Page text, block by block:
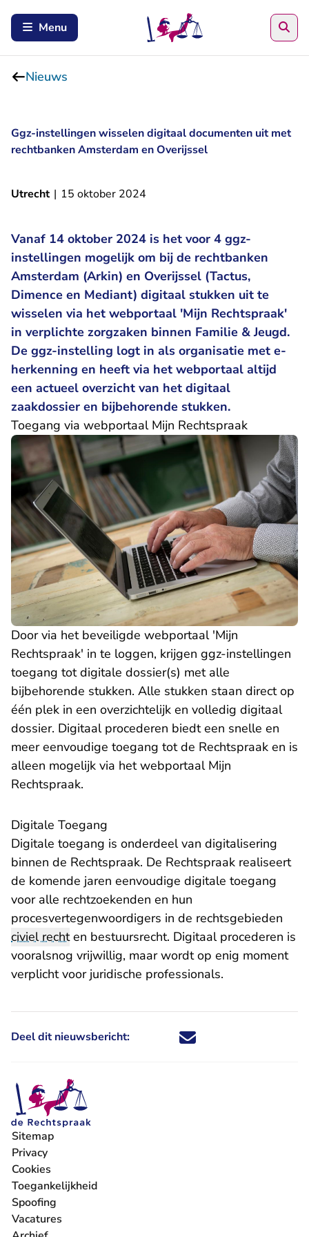
Menu
Nieuws
Ggz-instellingen wisselen digitaal documenten uit met
rechtbanken Amsterdam en Overijssel
Utrecht | 15 oktober 2024
Vanaf 14 oktober 2024 is het voor 4 ggz-
instellingen mogelijk om bij de rechtbanken
Amsterdam (Arkin) en Overijssel (Tactus,
Dimence en Mediant) digitaal stukken uit te
wisselen via het webportaal 'Mijn Rechtspraak'
in verplichte zorgzaken binnen Familie & Jeugd.
De ggz-instelling logt in als organisatie met e-
herkenning en heeft via het webportaal altijd
een actueel overzicht van het digitaal
zaakdossier en bijbehorende stukken.
Toegang via webportaal Mijn Rechtspraak
Door via het beveiligde webportaal 'Mijn
Rechtspraak' - U verlaat Rechtspraak.nl
in te loggen, krijgen ggz-instellingen
toegang tot digitale dossier(s) met alle
bijbehorende stukken. Alle stukken staan direct op
één plek in een overzichtelijk en volledig digitaal
dossier. Digitaal procederen biedt een snelle en
meer eenvoudige toegang tot de Rechtspraak en is
alleen mogelijk via het webportaal Mijn
Rechtspraak.
Digitale Toegang
Digitale toegang is onderdeel van digitalisering
binnen de Rechtspraak. De Rechtspraak realiseert
de komende jaren eenvoudige digitale toegang
voor alle rechtzoekenden en hun
procesvertegenwoordigers in de rechtsgebieden
civiel rechten bestuursrecht. Digitaal procederen is
vooralsnog vrijwillig, maar wordt op enig moment
verplicht voor juridische professionals.
Deel dit nieuwsbericht: Deel dit nieuwsbericht via X -
Deel dit nieuwsbericht via
Deel dit nieuwsbericht
Deel dit
Sitemap
Privacy
Cookies
Toegankelijkheid
Spoofing
Vacatures
- U verlaat Rechtspraak.nl